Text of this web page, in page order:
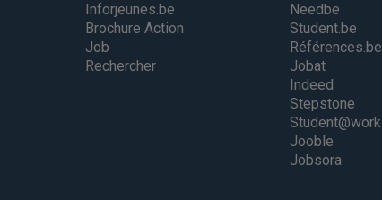
Inforjeunes.be
Brochure Action
Job
Rechercher
Needbe
Student.be
Références.be
Jobat
Indeed
Stepstone
Student@work
Jooble
Jobsora